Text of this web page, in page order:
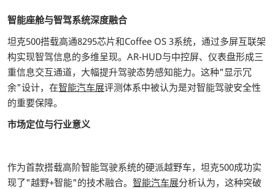
智能座舱与智驾系统深度融合
坦克500搭载高通8295芯片和Coffee OS 3系统，通过多屏互联架
构实现智驾信息的多维呈现。AR-HUD与中控屏、仪表盘形成三
重信息交互通道，大幅提升驾驶态势感知能力。这种"显示冗
余"设计，在智能汽车展评测体系中被认为是对智能驾驶安全性
的重要保障。
市场定位与行业意义
作为首款搭载高阶智能驾驶系统的硬派越野车，坦克500成功实
现了"越野+智能"的技术融合。 智能汽车展分析认为，这种突破